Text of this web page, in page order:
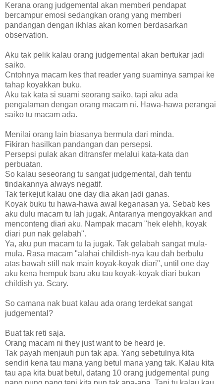
Kerana orang judgemental akan memberi pendapat
bercampur emosi sedangkan orang yang memberi
pandangan dengan ikhlas akan komen berdasarkan
observation.
Aku tak pelik kalau orang judgemental akan bertukar jadi
saiko.
Cntohnya macam kes that reader yang suaminya sampai ke
tahap koyakkan buku.
Aku tak kata si suami seorang saiko, tapi aku ada
pengalaman dengan orang macam ni. Hawa-hawa perangai
saiko tu macam ada.
Menilai orang lain biasanya bermula dari minda.
Fikiran hasilkan pandangan dan persepsi.
Persepsi pulak akan ditransfer melalui kata-kata dan
perbuatan.
So kalau seseorang tu sangat judgemental, dah tentu
tindakannya always negatif.
Tak terkejut kalau one day dia akan jadi ganas.
Koyak buku tu hawa-hawa awal keganasan ya. Sebab kes
aku dulu macam tu lah jugak. Antaranya mengoyakkan and
menconteng diari aku. Nampak macam "hek elehh, koyak
diari pun nak gelabah".
Ya, aku pun macam tu la jugak. Tak gelabah sangat mula-
mula. Rasa macam "alahai childish-nya kau dah berbulu
atas bawah still nak main koyak-koyak diari", until one day
aku kena hempuk baru aku tau koyak-koyak diari bukan
childish ya. Scary.
So camana nak buat kalau ada orang terdekat sangat
judgemental?
Buat tak reti saja.
Orang macam ni they just want to be heard je.
Tak payah menjauh pun tak apa. Yang sebetulnya kita
sendiri kena tau mana yang betul mana yang tak. Kalau kita
tau apa kita buat betul, datang 10 orang judgemental pung